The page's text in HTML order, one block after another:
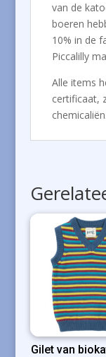
van de
boeren
10% in de
Piccalilly
Alle items
certificaat,
chemicaliën.
Gilet van